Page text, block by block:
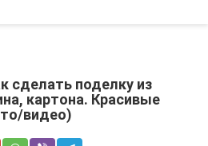
сделать поделку из
картона. Красивые
видео)